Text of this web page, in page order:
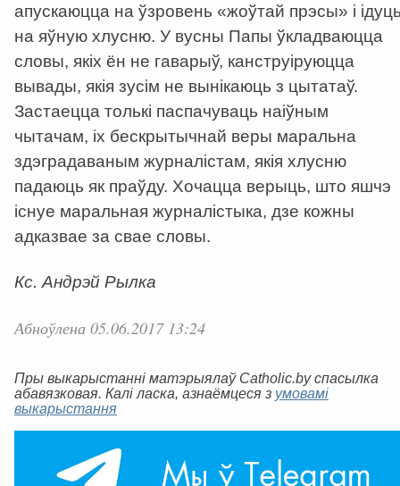
апускаюцца на ўзровень «жоўтай прэсы» і
на яўную хлусню. У вусны Папы ўкладваюцца
словы, якіх ён не гаварыў, канструіруюцца
вывады, якія зусім не вынікаюць з цытатаў.
Застаецца толькі паспачуваць наіўным
чытачам, іх бескрытычнай веры маральна
здэградаваным журналістам, якія хлусню
падаюць як праўду. Хочацца верыць, што яшчэ
існуе маральная журналістыка, дзе кожны
адказвае за свае словы.
Кс. Андрэй Рылка
Абноўлена 05.06.2017 13:24
Пры выкарыстанні матэрыялаў Catholic.by спасылка
абавязковая. Калі ласка, азнаёмцеся з умовамі
выкарыстання